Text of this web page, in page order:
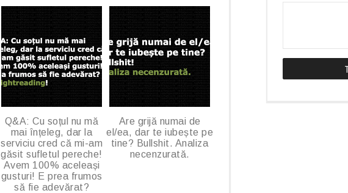
Q&A: Cu soțul nu mă
mai înțeleg, dar la
serviciu cred că mi-am
găsit sufletul pereche!
Avem 100% aceleași
gusturi! E prea frumos
să fie adevărat?
Are grijă numai de
el/ea, dar te iubește pe
tine? Bullshit. Analiza
necenzurată.